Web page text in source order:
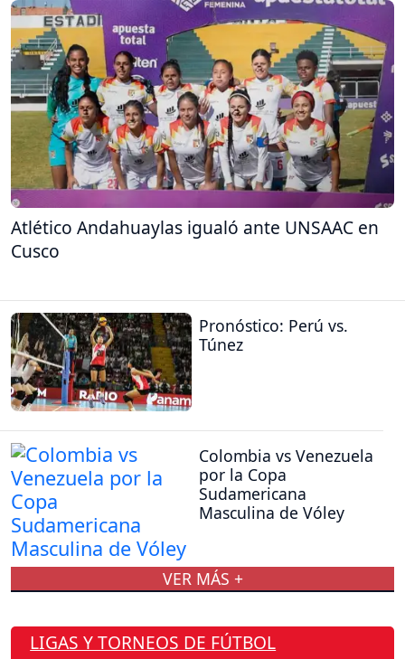
Atlético Andahuaylas igualó ante UNSAAC en
Cusco
Pronóstico: Perú vs.
Túnez
Colombia vs Venezuela
por la Copa
Sudamericana
Masculina de Vóley
VER MÁS +
LIGAS Y TORNEOS DE FÚTBOL